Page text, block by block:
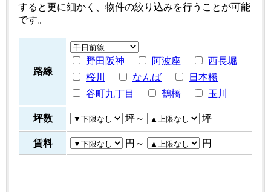
すると更に細かく、物件の絞り込みを行うことが可能
です。
路線
野田阪神 阿波座
西長堀
桜川
なんば
日本橋
谷町九丁目
鶴橋 玉川
坪数 坪～ 坪
賃料 円～ 円